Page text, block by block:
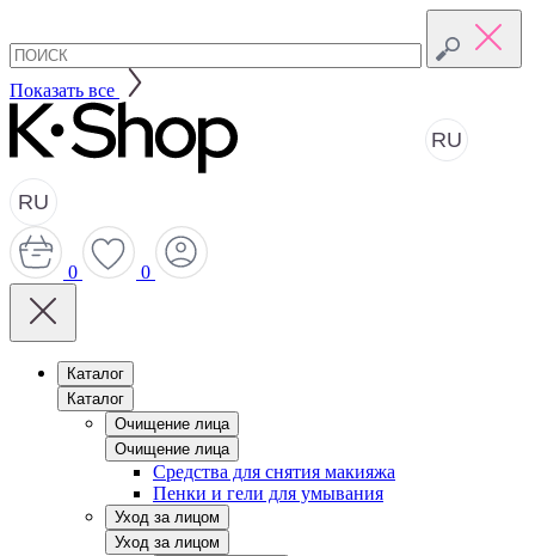
Показать все
RU
RU
0 0
Каталог
Каталог
Очищение лица
Очищение лица
Средства для снятия макияжа
Пенки и гели для умывания
Уход за лицом
Уход за лицом